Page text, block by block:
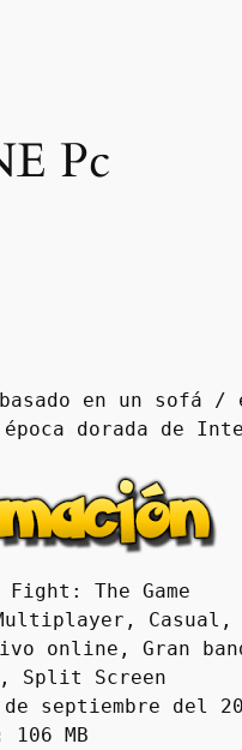
Pc
en un sofá
dorada de
The Game
online, Gran
Split Screen
septiembre del
106 MB